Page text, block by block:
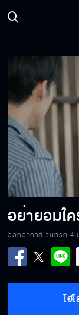
อย่ายอมใค
ออกอากาศ จันทร์ที่ 4
ไฮ